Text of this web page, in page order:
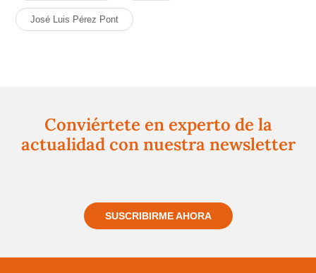
José Luis Pérez Pont
Conviértete en experto de la
actualidad con nuestra newsletter
SUSCRIBIRME AHORA